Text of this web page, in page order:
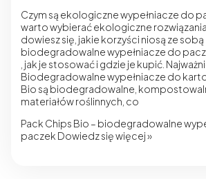
Czym są ekologiczne wypełniacze do
warto wybierać ekologiczne
dowiesz się, jakie korzyści niosą ze sobą
biodegradowalne wypełniacze do
, jak je stosować i gdzie je kupić.
Biodegradowalne wypełniacze do
Bio są biodegradowalne,
materiałów roślinnych, co
Pack Chips Bio – biodegradowalne
paczek Dowiedz się więcej »